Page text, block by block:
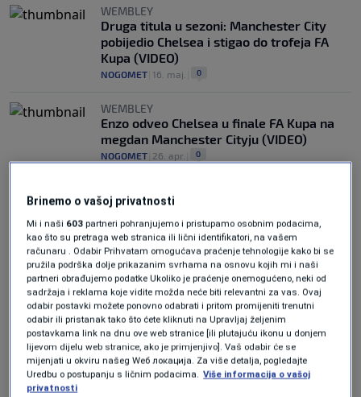
WEMBLEY
Druga titula u sezoni: Manchester City
pobijedio Chelsea i stigao do trofeja FA
Kupa (VIDEO)
NOGOMET 16. maj. 0
WEMBLEY
Enzo odveo Chelsea u finale FA Kupa na
megdan Manchester Cityju (VIDEO)
NOGOMET 26. apr. 0
Oglas
Brinemo o vašoj privatnosti
Mi i naši 603 partneri pohranjujemo i pristupamo osobnim podacima,
kao što su pretraga web stranica ili lični identifikatori, na vašem
računaru . Odabir Prihvatam omogućava praćenje tehnologije kako bi se
pružila podrška dolje prikazanim svrhama na osnovu kojih mi i naši
partneri obrađujemo podatke Ukoliko je praćenje onemogućeno, neki od
sadržaja i reklama koje vidite možda neće biti relevantni za vas. Ovaj
odabir postavki možete ponovno odabrati i pritom promijeniti trenutni
odabir ili pristanak tako što ćete kliknuti na Upravljaj željenim
postavkama link na dnu ove web stranice [ili plutajuću ikonu u donjem
lijevom dijelu web stranice, ako je primjenjivo]. Vaš odabir će se
mijenjati u okviru našeg Wеб локација. Za više detalja, pogledajte
Uredbu o postupanju s ličnim podacima. Više informacija o vašoj
privatnosti